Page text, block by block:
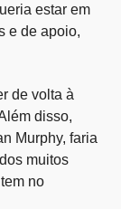
estar em
e de apoio,
de volta à
disso,
Murphy, faria
muitos
no